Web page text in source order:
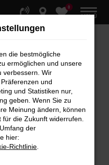
0
MENÜ
Error
dir helfen können:
die bestmögliche
ermöglichen und unsere
verbessern. Wir
und
und Statistiken nur,
geben. Wenn Sie zu
Meinung ändern, können
die Zukunft widerrufen.
der
hier:
Richtlinie